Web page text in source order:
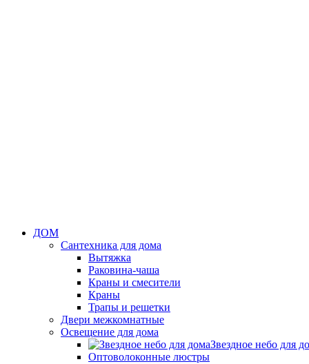
ДОМ
Сантехника для дома
Вытяжка
Раковина-чаша
Краны и смесители
Краны
Трапы и решетки
Двери межкомнатные
Освещение для дома
Звездное небо для
Оптоволоконные люстры